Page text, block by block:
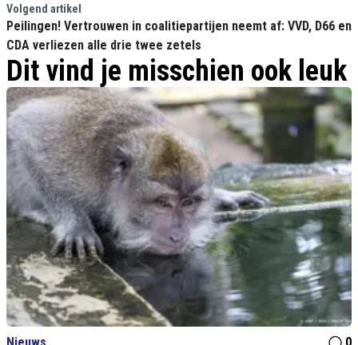
Volgend artikel
Peilingen! Vertrouwen in coalitiepartijen neemt af: VVD, D66 en
CDA verliezen alle drie twee zetels
Dit vind je misschien ook leuk